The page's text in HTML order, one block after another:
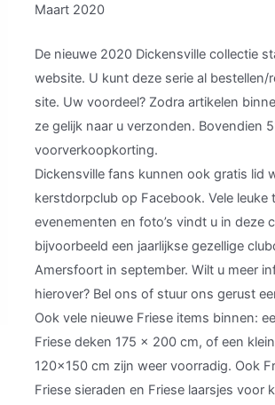
Maart 2020
De nieuwe 2020 Dickensville collectie
website. U kunt deze serie al bestellen/
site. Uw voordeel? Zodra artikelen
ze gelijk naar u verzonden. Bovendien
voorverkoopkorting.
Dickensville fans kunnen ook gratis lid
kerstdorpclub op Facebook. Vele leuke
evenementen en foto’s vindt u in deze
bijvoorbeeld een jaarlijkse gezellige
Amersfoort in september. Wilt u meer
hierover? Bel ons of stuur ons gerust
Ook vele nieuwe Friese items binnen:
Friese deken 175 x 200 cm, of een
120×150 cm zijn weer voorradig. Ook
Friese sieraden en Friese laarsjes voor